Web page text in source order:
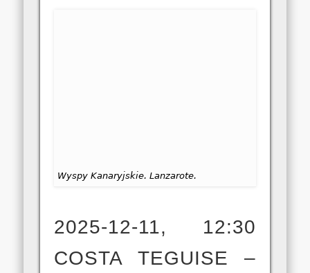
Wyspy Kanaryjskie. Lanzarote.
2025-12-11, 12:30
COSTA TEGUISE –